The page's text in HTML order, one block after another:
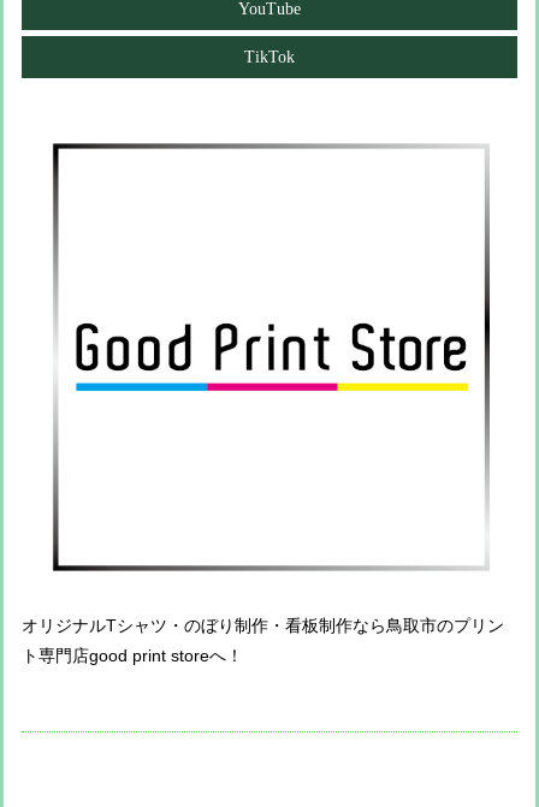
YouTube
TikTok
オリジナルTシャツ・のぼり制作・看板制作なら鳥取市のプリン
ト専門店good print storeへ！